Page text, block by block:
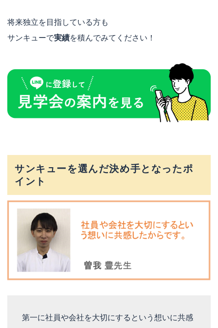
将来独立を目指している方も
サンキューで実績を積んでみてください！
サンキューを選んだ決め手となったポ
イント
第一に社員や会社を大切にするという想いに共感